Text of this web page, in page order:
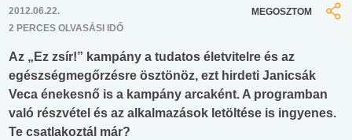
2012.06.22.
2 PERCES OLVASÁSI IDŐ
MEGOSZTOM
Az „Ez zsír!” kampány a tudatos életvitelre és az
egészségmegőrzésre ösztönöz, ezt hirdeti Janicsák
Veca énekesnő is a kampány arcaként. A programban
való részvétel és az alkalmazások letöltése is ingyenes.
Te csatlakoztál már?